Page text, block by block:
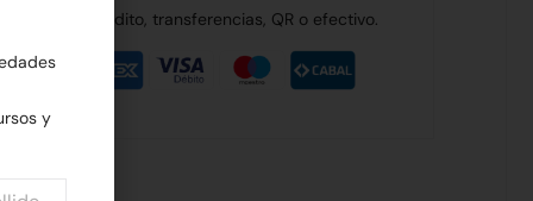
débito, crédito, transferencias, QR o efectivo.
y